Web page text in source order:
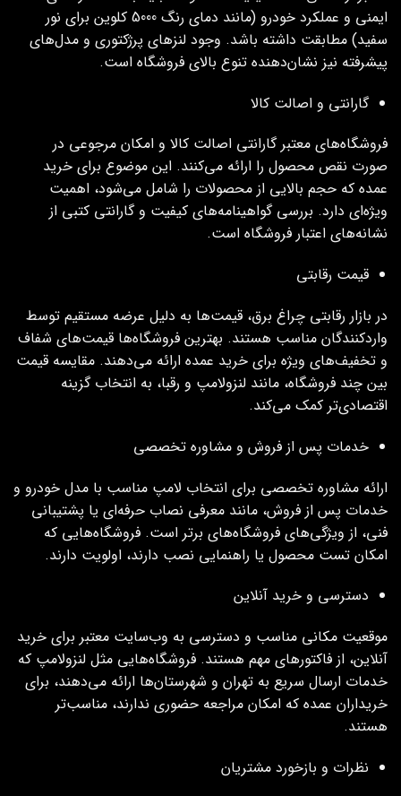
ایمنی و عملکرد خودرو (مانند دمای رنگ 5000 کلوین برای نور
سفید) مطابقت داشته باشد. وجود لنزهای پرژکتوری و مدل‌های
پیشرفته نیز نشان‌دهنده تنوع بالای فروشگاه است.
گارانتی و اصالت کالا
فروشگاه‌های معتبر گارانتی اصالت کالا و امکان مرجوعی در
صورت نقص محصول را ارائه می‌کنند. این موضوع برای خرید
عمده که حجم بالایی از محصولات را شامل می‌شود، اهمیت
ویژه‌ای دارد. بررسی گواهینامه‌های کیفیت و گارانتی کتبی از
نشانه‌های اعتبار فروشگاه است.
قیمت رقابتی
در بازار رقابتی چراغ برق، قیمت‌ها به دلیل عرضه مستقیم توسط
واردکنندگان مناسب هستند. بهترین فروشگاه‌ها قیمت‌های شفاف
و تخفیف‌های ویژه برای خرید عمده ارائه می‌دهند. مقایسه قیمت
بین چند فروشگاه، مانند لنزولامپ و رقبا، به انتخاب گزینه
اقتصادی‌تر کمک می‌کند.
خدمات پس از فروش و مشاوره تخصصی
ارائه مشاوره تخصصی برای انتخاب لامپ مناسب با مدل خودرو و
خدمات پس از فروش، مانند معرفی نصاب حرفه‌ای یا پشتیبانی
فنی، از ویژگی‌های فروشگاه‌های برتر است. فروشگاه‌هایی که
امکان تست محصول یا راهنمایی نصب دارند، اولویت دارند.
دسترسی و خرید آنلاین
موقعیت مکانی مناسب و دسترسی به وب‌سایت معتبر برای خرید
آنلاین، از فاکتورهای مهم هستند. فروشگاه‌هایی مثل لنزولامپ که
خدمات ارسال سریع به تهران و شهرستان‌ها ارائه می‌دهند، برای
خریداران عمده که امکان مراجعه حضوری ندارند، مناسب‌تر
هستند.
نظرات و بازخورد مشتریان